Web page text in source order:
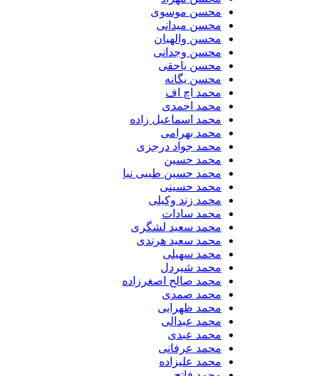
محسن موسوی
محسن میدانی
محسن والهیان
محسن وجدانی
محسن یاحقی
محسن یگانه
محمد اچ اف
محمد احمدی
محمد اسماعیل زاده
محمد بهرامی
محمد جواد درجزی
محمد حسین
محمد حسین طیبی نیا
محمد حسینی
محمد زند وکیلی
محمد سادات
محمد سعید لشگری
محمد سعید هرندی
محمد سهیلی
​محمد شیردل
محمد صالح اصغرزاده
محمد صمدی
محمد ظهرابی
محمد عبدالی
محمد عبدی
محمد عرفانی
محمد علیزاده